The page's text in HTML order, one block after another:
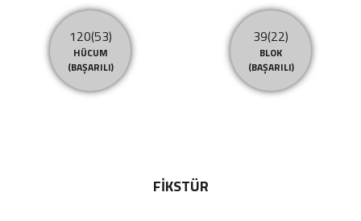
120(53)
HÜCUM
(BAŞARILI)
39(22)
BLOK
(BAŞARILI)
FİKSTÜR